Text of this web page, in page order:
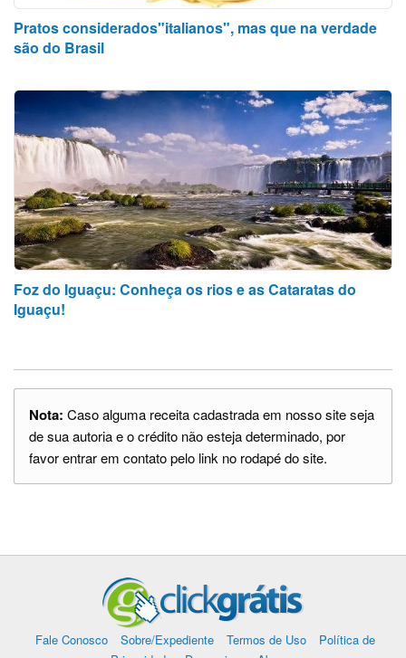
Pratos considerados"italianos", mas que na verdade
são do Brasil
Foz do Iguaçu: Conheça os rios e as Cataratas do
Iguaçu!
Nota: Caso alguma receita cadastrada em nosso site seja
de sua autoria e o crédito não esteja determinado, por
favor entrar em contato pelo link no rodapé do site.
Fale Conosco Sobre/Expediente Termos de Uso
Política de